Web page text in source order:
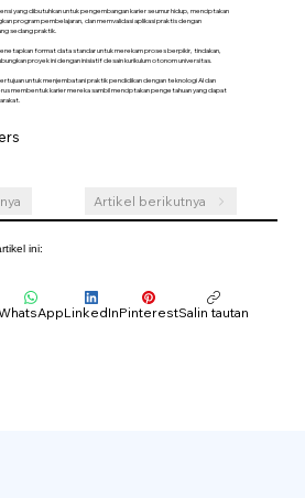
yang dibutuhkan untuk pengembangan karier seumur hidup, menciptakan
program pembelajaran, dan memvalidasi aplikasi praktis dengan
sedang praktik.
format data standar untuk merekam proses berpikir, tindakan,
proyek ini dengan inisiatif desain kurikulum otonom universitas.
untuk menjembatani praktik pendidikan dengan teknologi AI dan
membentuk karier mereka sambil menciptakan pengetahuan yang dapat
Artikel berikutnya
ini:
LinkedInPinterestSalin tautan